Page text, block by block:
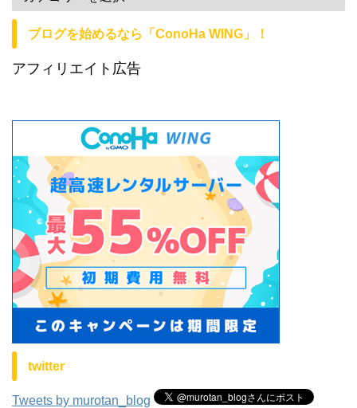
ブログを始めるなら「ConoHa WING」！
アフィリエイト広告
twitter
Tweets by murotan_blog